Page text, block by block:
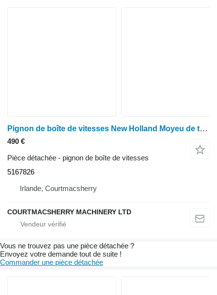
Pignon de boîte de vitesses New Holland Moyeu de transmission à double engrenage Case Puma 130, TM120 et TM130 (référence 5167826) pour tracteur à roues New Holland Tm120, Tm130, Case Puma 130
490 €
Pièce détachée - pignon de boîte de vitesses
5167826
Irlande, Courtmacsherry
COURTMACSHERRY MACHINERY LTD
Vous ne trouvez pas une pièce détachée ?
Envoyez votre demande tout de suite !
Commander une pièce détachée